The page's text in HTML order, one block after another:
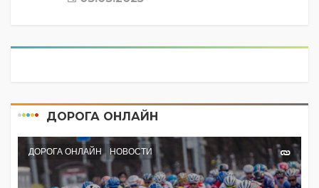
ДОРОГА ОНЛАЙН
ДОРОГА ОНЛАЙН НОВОСТИ